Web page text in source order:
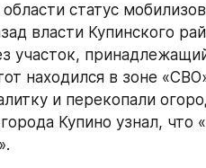
статус
власти Купинского
участок,
находился в зоне
и перекопали
Купино узнал, что